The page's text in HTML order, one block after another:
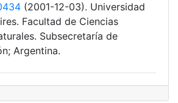
(2001-12-03). Universidad
Facultad de Ciencias
Subsecretaría de
Argentina.